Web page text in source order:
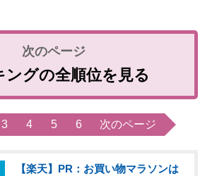
ングの全順位を見る
3 4 5 6 次のページ
【楽天】PR：お買い物マラソンは